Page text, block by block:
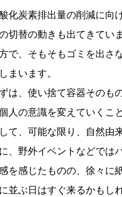
化炭素排出量の削減に向
切替の動きも出てきてい
で、そもそもゴミを出さ
まいます。
は、使い捨て容器そのも
人の意識を変えていくこ
て、可能な限り、自然由
、野外イベントなどでは
を感じたものの、徐々に
並ぶ日はすぐ来るかもし